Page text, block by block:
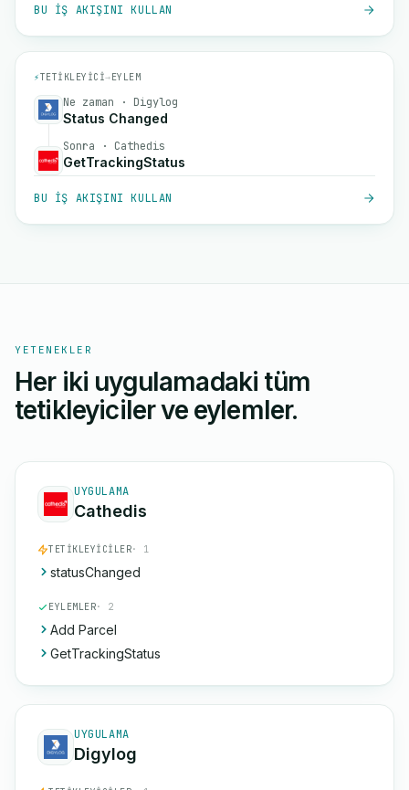
BU IŞ AKIŞINI KULLAN
⚡TETIKLEYICI→EYLEM
Ne zaman · Digylog
Status Changed
Sonra · Cathedis
GetTrackingStatus
BU IŞ AKIŞINI KULLAN
YETENEKLER
Her iki uygulamadaki tüm
tetikleyiciler ve eylemler.
UYGULAMA
Cathedis
TETIKLEYICILER· 1
statusChanged
EYLEMLER· 2
Add Parcel
GetTrackingStatus
UYGULAMA
Digylog